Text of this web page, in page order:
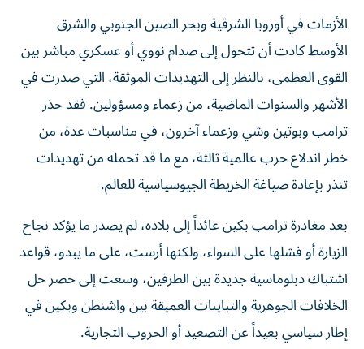
الأزمات في أوروبا الشرقية وبحر الصين الجنوبي والشرق
الأوسط كادت أن تتحول إلى صدام نووي أو عسكري مباشر بين
القوى العظمى، بالنظر إلى التهديدات الموثقة، التي صدرت في
الأشهر والسنوات الماضية، من زعماء ومسؤولين. فقد حذر
ترامب وبوتين وشي وزعماء آخرون، في مناسبات عدة، من
خطر اندلاع حرب عالمية ثالثة، مع ما قد تحمله من تهديدات
تنذر بإعادة صياغة الخريطة الجيوسياسية للعالم.
بعد مغادرة ترامب بكين عائداً إلى بلاده، لم يصدر ما يؤكد نجاح
الزيارة أو فشلها على السواء، ولكنها أرست، على ما يبدو، قواعد
اشتباك دبلوماسية جديدة بين الطرفين، وسعت إلى حصر حل
الخلافات الجوهرية والتباينات العميقة بين واشنطن وبكين في
إطار سياسي بعيداً عن التصعيد أو الحروب التجارية.